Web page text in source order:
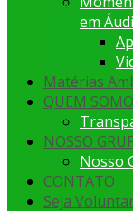
em
Matérias
QUEM
NOSSO
Nosso
CONTATO
Seja